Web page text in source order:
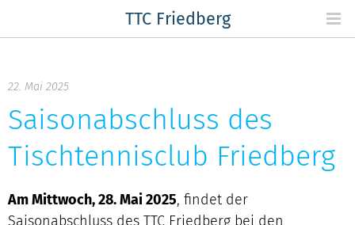
TTC Friedberg
22. Mai 2025
Saisonabschluss des
Tischtennisclub Friedberg
Am Mittwoch, 28. Mai 2025, findet der
Saisonabschluss des TTC Friedberg bei den